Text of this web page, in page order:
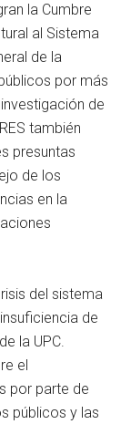
la Cumbre
al Sistema
de la
por más
de
también
presuntas
de los
en la
del sistema
de
la UPC.
el
por parte de
públicos y las